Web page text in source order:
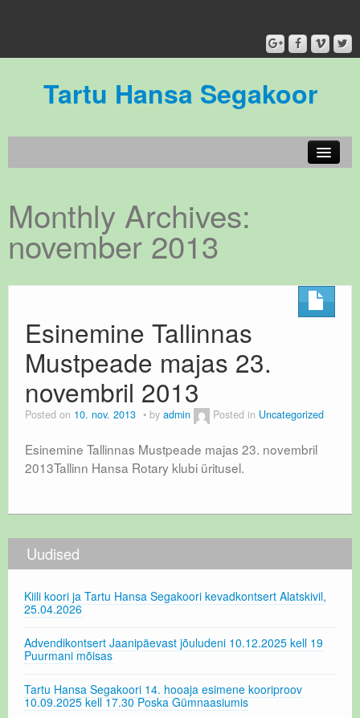
Tartu Hansa Segakoor
Meie inimesed
Galerii
Kontakt
Monthly Archives:
november 2013
Esinemine Tallinnas
Mustpeade majas 23.
novembril 2013
Posted on 10. nov. 2013 by admin Posted in Uncategorized
Esinemine Tallinnas Mustpeade majas 23. novembril
2013Tallinn Hansa Rotary klubi üritusel.
Uudised
Kiili koori ja Tartu Hansa Segakoori kevadkontsert Alatskivil,
25.04.2026
Advendikontsert Jaanipäevast jõuludeni 10.12.2025 kell 19
Puurmani mõisas
Tartu Hansa Segakoori 14. hooaja esimene kooriproov
10.09.2025 kell 17.30 Poska Gümnaasiumis